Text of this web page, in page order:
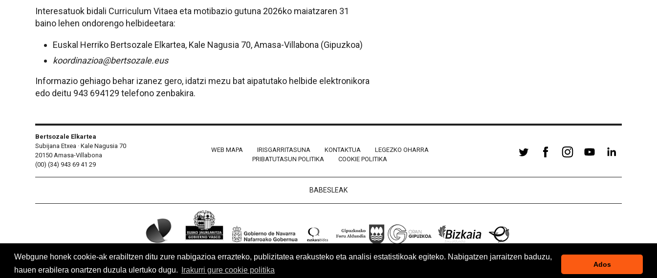
Webgune honek cookie-ak erabiltzen ditu zure nabigazioa errazteko, publizitatea erakusteko eta analisi estatistikoak egiteko. Nabigatzen jarraitzen baduzu,
hauen erabilera onartzen duzula ulertuko dugu.
Irakurri gure cookie politika
Ados
Interesatuok bidali Curriculum Vitaea eta motibazio gutuna 2026ko maiatzaren 31
baino lehen ondorengo helbideetara:
Euskal Herriko Bertsozale Elkartea, Kale Nagusia 70, Amasa-Villabona (Gipuzkoa)
koordinazioa@bertsozale.eus
Informazio gehiago behar izanez gero, idatzi mezu bat aipatutako helbide elektronikora
edo deitu 943 694129 telefono zenbakira.
Bertsozale Elkartea
Subijana Etxea · Kale Nagusia 70
20150 Amasa-Villabona
(00) (34) 943 69 41 29
WEB MAPA IRISGARRITASUNA KONTAKTUA
LEGEZKO OHARRA
PRIBATUTASUN POLITIKA
COOKIE POLITIKA
BABESLEAK